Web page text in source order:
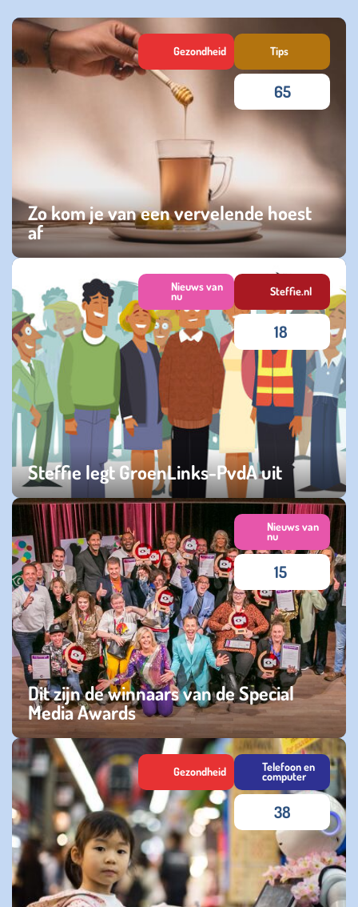
Zo kom je van een vervelende hoest
af
maandag 12 januari 2026
Gezondheid Tips
65
Steffie legt GroenLinks-PvdA uit
zondag 05 oktober 2025
Nieuws van
nu Steffie.nl
18
Dit zijn de winnaars van de Special
Media Awards
donderdag 09 november 2023
Nieuws van
nu
15
Gezondheid Telefoon en
computer
38